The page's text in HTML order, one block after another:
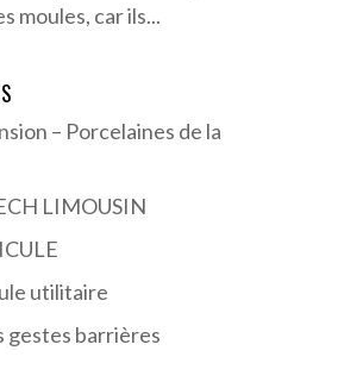
moules, car ils...
– Porcelaines de la
LIMOUSIN
utilitaire
gestes barrières